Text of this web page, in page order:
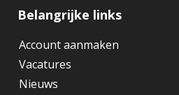
Belangrijke links
Account aanmaken
Vacatures
Nieuws